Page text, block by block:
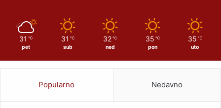
31 ℃
pet
31 ℃
sub
32 ℃
ned
35 ℃
pon
35 ℃
uto
Popularno Nedavno